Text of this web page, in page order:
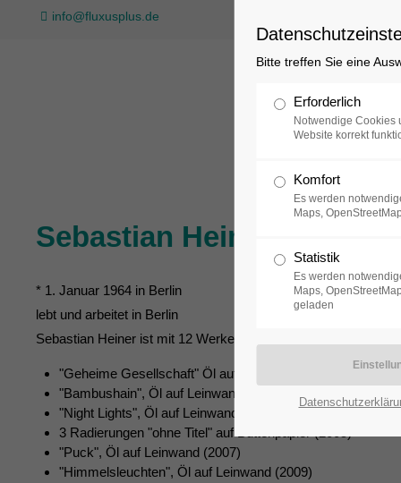
info@fluxusplus.de
Sammlung
Sebastian Heiner
* 1. Januar 1964 in Berlin
lebt und arbeitet in Berlin
Sebastian Heiner ist mit 12 Werken in der Abteilung
"Geheime Gesellschaft" Öl auf Jute (1988)
"Bambushain", Öl auf Leinwand (2006)
"Night Lights", Öl auf Leinwand (2005)
3 Radierungen "ohne Titel" auf Büttenpapier (2005)
"Puck", Öl auf Leinwand (2007)
"Himmelsleuchten", Öl auf Leinwand (2009)
Bitte treffen Sie eine
Erforderlich
Notwendige Cookies
Website korrekt
Komfort
Es werden
Maps,
Statistik
Es werden
Maps,
geladen